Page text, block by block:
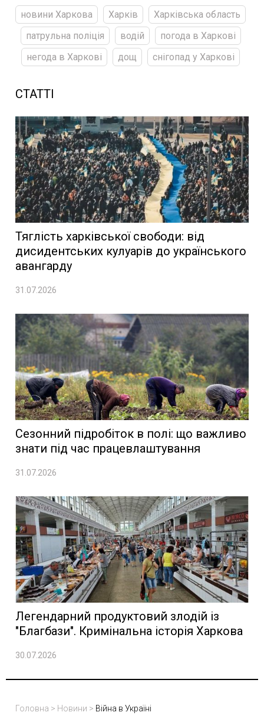
новини Харкова Харків
Харківська область
патрульна поліція
водій
погода в Харкові
негода в Харкові
дощ снігопад у Харкові
СТАТТІ
Тяглість харківської свободи: від
дисидентських кулуарів до українського
авангарду
31.07.2026
Сезонний підробіток в полі: що важливо
знати під час працевлаштування
31.07.2026
Легендарний продуктовий злодій із
"Благбази". Кримінальна історія Харкова
30.07.2026
Головна > Новини > Війна в Україні